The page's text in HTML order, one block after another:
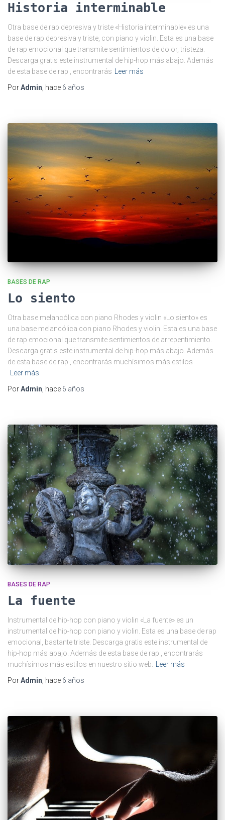
Historia interminable
Otra base de rap depresiva y triste «Historia interminable» es una
base de rap depresiva y triste, con piano y violin. Esta es una base
de rap emocional que transmite sentimientos de dolor, tristeza.
Descarga gratis este instrumental de hip-hop más abajo. Además
de esta base de rap , encontrarás Leer más
PorAdmin, hace 6 años
BASES DE RAP
Lo siento
Otra base melancólica con piano Rhodes y violin «Lo siento» es
una base melancólica con piano Rhodes y violin. Esta es una base
de rap emocional que transmite sentimientos de arrepentimiento.
Descarga gratis este instrumental de hip-hop más abajo. Además
de esta base de rap , encontrarás muchísimos más estilos
Leer más
PorAdmin, hace 6 años
BASES DE RAP
La fuente
Instrumental de hip-hop con piano y violin «La fuente» es un
instrumental de hip-hop con piano y violin. Esta es una base de rap
emocional, bastante triste. Descarga gratis este instrumental de
hip-hop más abajo. Además de esta base de rap , encontrarás
muchísimos más estilos en nuestro sitio web.
Leer más
PorAdmin , hace 6 años